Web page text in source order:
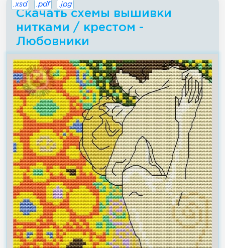
Скачать схемы вышивки
нитками / крестом -
Любовники
.xsd .pdf .jpg